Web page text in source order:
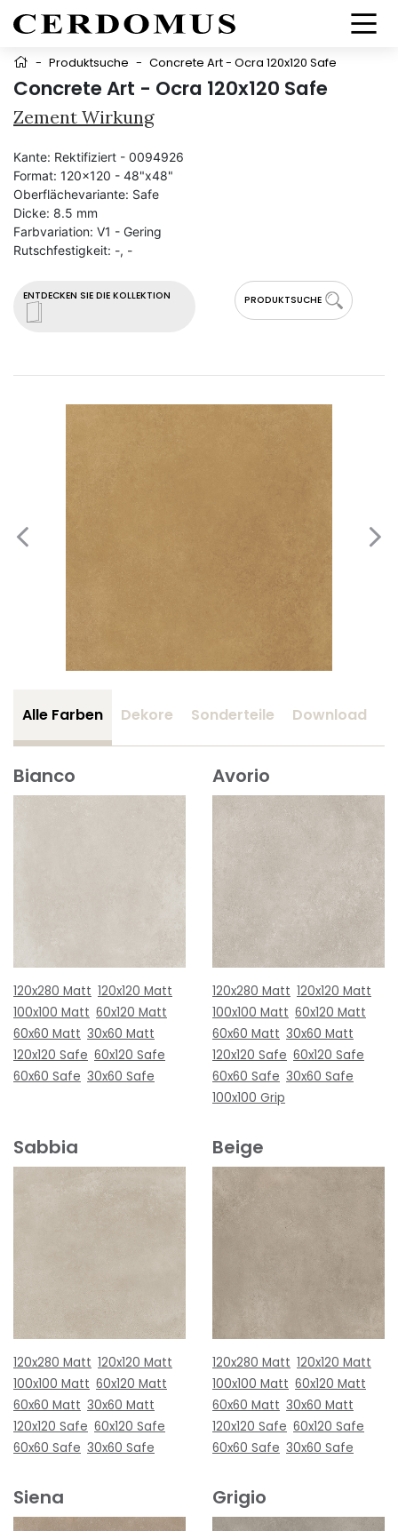
- Produktsuche - Concrete Art - Ocra 120x120 Safe
Concrete Art - Ocra 120x120 Safe
Zement Wirkung
ENTDECKEN SIE DIE KOLLEKTION PRODUKTSUCHE
Kante: Rektifiziert - 0094926
Format: 120x120 - 48"x48"
Oberflächevariante: Safe
Dicke: 8.5 mm
Farbvariation: V1 - Gering
Rutschfestigkeit: -, -
Alle Farben Dekore Sonderteile Download
Bianco
120x280 Matt 120x120 Matt
100x100 Matt 60x120 Matt
60x60 Matt 30x60 Matt
120x120 Safe 60x120 Safe
60x60 Safe 30x60 Safe
Avorio
120x280 Matt 120x120 Matt
100x100 Matt 60x120 Matt
60x60 Matt 30x60 Matt
120x120 Safe 60x120 Safe
60x60 Safe 30x60 Safe
100x100 Grip
Sabbia
120x280 Matt 120x120 Matt
100x100 Matt 60x120 Matt
60x60 Matt 30x60 Matt
120x120 Safe 60x120 Safe
60x60 Safe 30x60 Safe
Beige
120x280 Matt 120x120 Matt
100x100 Matt 60x120 Matt
60x60 Matt 30x60 Matt
120x120 Safe 60x120 Safe
60x60 Safe 30x60 Safe
Siena Grigio